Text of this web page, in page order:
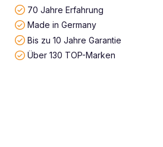
70 Jahre Erfahrung
Made in Germany
Bis zu 10 Jahre Garantie
Über 130 TOP-Marken